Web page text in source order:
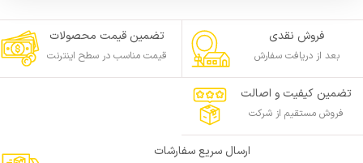
فروش نقدی
بعد از دریافت سفارش
تضمین قیمت محصولات
قیمت مناسب در سطح اینترنت
تضمین کیفیت و اصالت
فروش مستقیم از شرکت
ارسال سریع سفارشات